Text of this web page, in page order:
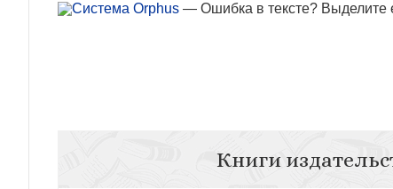
— Ошибка в тексте? Выделите
Книги